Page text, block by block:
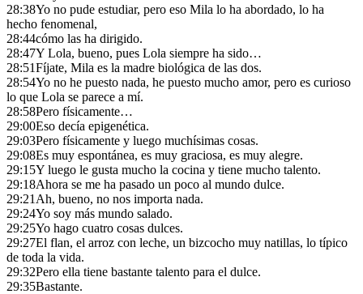
28:38Yo no pude estudiar, pero eso Mila lo ha abordado, lo ha
hecho fenomenal,
28:44cómo las ha dirigido.
28:47Y Lola, bueno, pues Lola siempre ha sido…
28:51Fíjate, Mila es la madre biológica de las dos.
28:54Yo no he puesto nada, he puesto mucho amor, pero es curioso
lo que Lola se parece a mí.
28:58Pero físicamente…
29:00Eso decía epigenética.
29:03Pero físicamente y luego muchísimas cosas.
29:08Es muy espontánea, es muy graciosa, es muy alegre.
29:15Y luego le gusta mucho la cocina y tiene mucho talento.
29:18Ahora se me ha pasado un poco al mundo dulce.
29:21Ah, bueno, no nos importa nada.
29:24Yo soy más mundo salado.
29:25Yo hago cuatro cosas dulces.
29:27El flan, el arroz con leche, un bizcocho muy natillas, lo típico
de toda la vida.
29:32Pero ella tiene bastante talento para el dulce.
29:35Bastante.